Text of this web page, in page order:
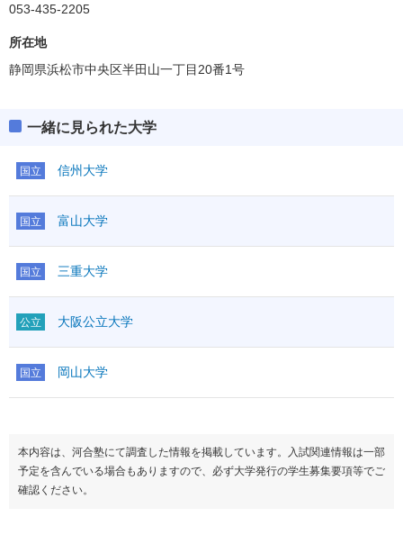
053-435-2205
所在地
静岡県浜松市中央区半田山一丁目20番1号
一緒に見られた大学
国立 信州大学
国立 富山大学
国立 三重大学
公立 大阪公立大学
国立 岡山大学
本内容は、河合塾にて調査した情報を掲載しています。入試関連情報は一部
予定を含んでいる場合もありますので、必ず大学発行の学生募集要項等でご
確認ください。